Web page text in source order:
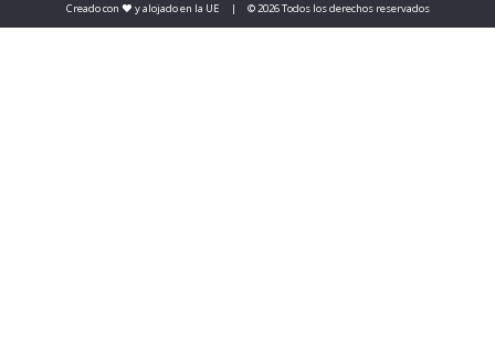
Creado con ❤️ y alojado en la UE | © 2026 Todos los derechos reservados